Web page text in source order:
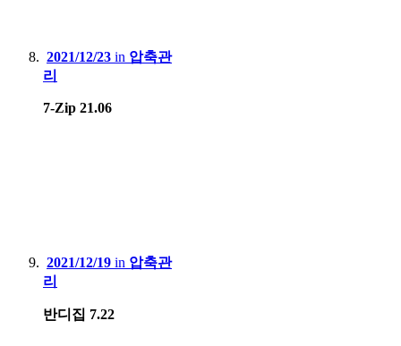
2021/12/23 in 압축관
리
7-Zip 21.06
2021/12/19 in 압축관
리
반디집 7.22